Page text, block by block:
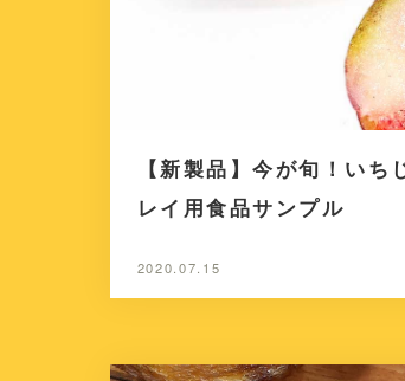
【新製品】今が旬！い
レイ用食品サンプル
2020.07.15